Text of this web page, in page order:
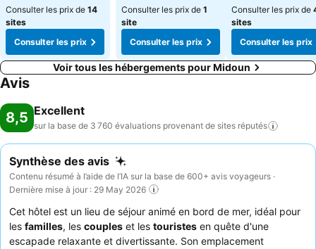
Consulter les prix de 14
sites
Consulter les prix
Consulter les prix de 1
site
Consulter les prix
Consulter les prix de
sites
Consulter les prix
Voir tous les hébergements pour Midoun
Avis
8,5 Excellent
sur la base de 3 760 évaluations provenant de sites réputés
Synthèse des avis
Contenu résumé à l’aide de l’IA sur la base de 600+ avis voyageurs ·
Dernière mise à jour : 29 May 2026
Cet hôtel est un lieu de séjour animé en bord de mer, idéal pour
les familles, les couples et les touristes en quête d'une
escapade relaxante et divertissante. Son emplacement